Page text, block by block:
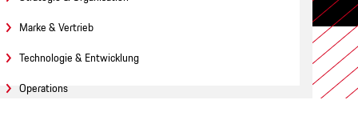
Marke & Vertrieb
Technologie & Entwicklung
Operations